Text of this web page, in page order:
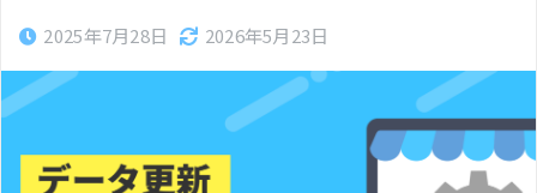
2025年7月28日 2026年5月23日